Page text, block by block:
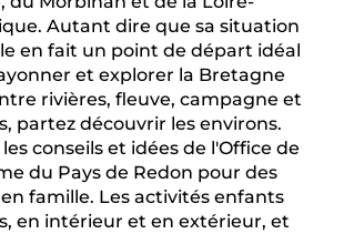
Autant dire que sa situation
en fait un point de départ idéal
et explorer la Bretagne
rivières, fleuve, campagne et
partez découvrir les environs.
les conseils et idées de l'Office de
du Pays de Redon pour des
famille. Les activités enfants
en intérieur et en extérieur, et